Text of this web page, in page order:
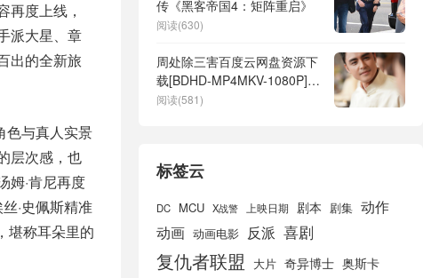
再度上线，
派大星、章
出的全新旅
与真人实景
层次感，也
姆·肯尼再度
·史佩斯精准
堪称耳朵里的
传《黑客帝国4：矩阵重启》
阅读(630)
周处除三害百度云网盘资源下
载[BDHD-MP4MKV-1080P]阿
里云盘
阅读(581)
标签云
DC MCU X战警 上映日期 剧本 剧集 动作
动画 动画电影 反派 喜剧
复仇者联盟 大片 奇异博士 奥斯卡